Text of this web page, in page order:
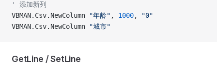
' 添加新列
VBMAN.Csv.NewColumn
"年龄" , 1000,
"0"
VBMAN.Csv.NewColumn
"城市"
GetLine / SetLine